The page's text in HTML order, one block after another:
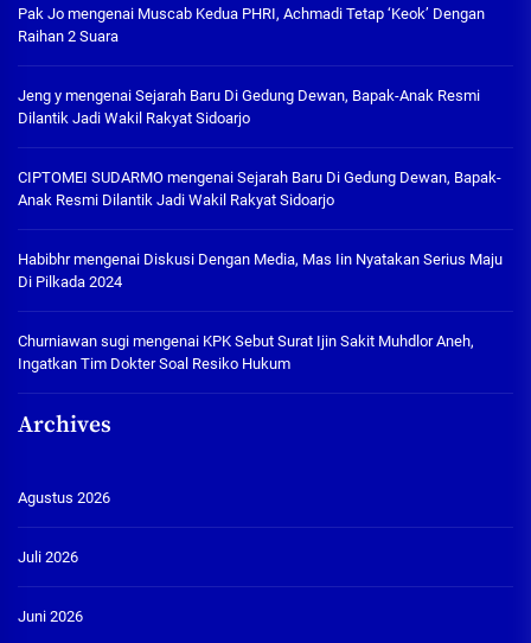
Pak Jo mengenai Muscab Kedua PHRI, Achmadi Tetap ‘Keok’ Dengan
Raihan 2 Suara
Jeng y mengenai Sejarah Baru Di Gedung Dewan, Bapak-Anak Resmi
Dilantik Jadi Wakil Rakyat Sidoarjo
CIPTOMEI SUDARMO mengenai Sejarah Baru Di Gedung Dewan, Bapak-
Anak Resmi Dilantik Jadi Wakil Rakyat Sidoarjo
Habibhrmengenai Diskusi Dengan Media, Mas Iin Nyatakan Serius Maju
Di Pilkada 2024
Churniawan sugi mengenai KPK Sebut Surat Ijin Sakit Muhdlor Aneh,
Ingatkan Tim Dokter Soal Resiko Hukum
Archives
Agustus 2026
Juli 2026
Juni 2026